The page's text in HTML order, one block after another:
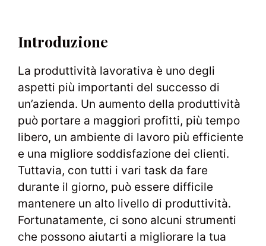
Introduzione
La produttività lavorativa è uno degli
aspetti più importanti del successo di
un’azienda. Un aumento della produttività
può portare a maggiori profitti, più tempo
libero, un ambiente di lavoro più efficiente
e una migliore soddisfazione dei clienti.
Tuttavia, con tutti i vari task da fare
durante il giorno, può essere difficile
mantenere un alto livello di produttività.
Fortunatamente, ci sono alcuni strumenti
che possono aiutarti a migliorare la tua